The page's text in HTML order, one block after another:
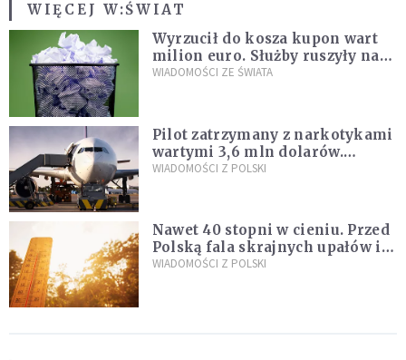
WIĘCEJ W:ŚWIAT
Wyrzucił do kosza kupon wart
milion euro. Służby ruszyły na
poszukiwania
WIADOMOŚCI ZE ŚWIATA
Pilot zatrzymany z narkotykami
wartymi 3,6 mln dolarów.
Śledczy podejrzewają, że latał
WIADOMOŚCI Z POLSKI
Nawet 40 stopni w cieniu. Przed
Polską fala skrajnych upałów i
gwałtowne burze
WIADOMOŚCI Z POLSKI